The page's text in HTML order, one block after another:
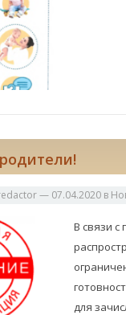
— 07.04.2020 в
В связи
для